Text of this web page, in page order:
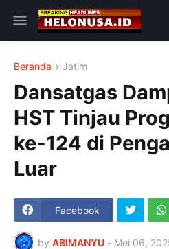
Beranda Jatim
Dansatgas
HST Tinjau
ke-124 di
Luar
Facebook
by ABIMANYU - Mei 06,